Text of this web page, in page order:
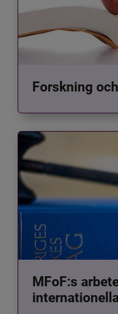
Forskning
MFoF:s